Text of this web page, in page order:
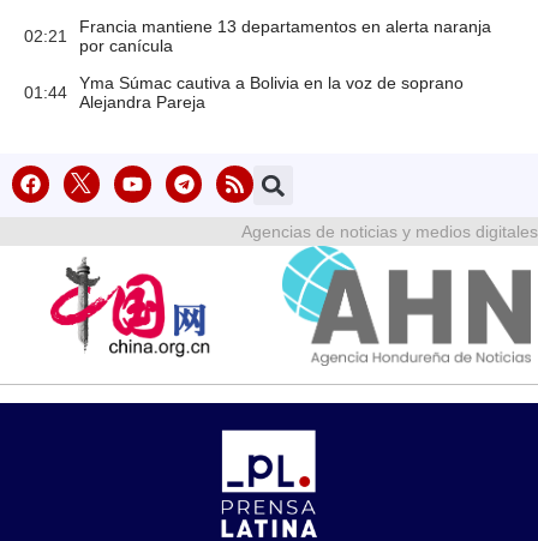
02:21
Francia mantiene 13 departamentos en alerta naranja
por canícula
01:44
Yma Súmac cautiva a Bolivia en la voz de soprano
Alejandra Pareja
Agencias de noticias y medios digitales